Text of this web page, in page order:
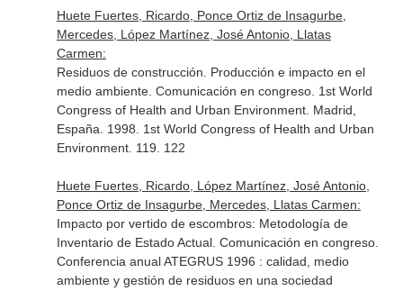
Huete Fuertes, Ricardo, Ponce Ortiz de Insagurbe,
Mercedes, López Martínez, José Antonio, Llatas
Carmen:
Residuos de construcción. Producción e impacto en el
medio ambiente. Comunicación en congreso. 1st World
Congress of Health and Urban Environment. Madrid,
España. 1998. 1st World Congress of Health and Urban
Environment. 119. 122
Huete Fuertes, Ricardo, López Martínez, José Antonio,
Ponce Ortiz de Insagurbe, Mercedes, Llatas Carmen:
Impacto por vertido de escombros: Metodología de
Inventario de Estado Actual. Comunicación en congreso.
Conferencia anual ATEGRUS 1996 : calidad, medio
ambiente y gestión de residuos en una sociedad